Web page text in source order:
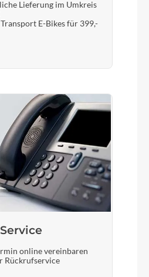
Lieferung im Umkreis
E-Bikes für 399,-
online vereinbaren
Rückrufservice